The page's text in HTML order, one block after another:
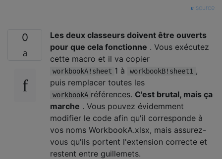
source
0
Les deux classeurs doivent être ouverts
pour que cela fonctionne . Vous exécutez
cette macro et il va copier
workbookA!sheet 1 à workbookB!sheet1 ,
puis remplacer toutes les
workbookA références. C'est brutal, mais ça
marche . Vous pouvez évidemment
modifier le code afin qu'il corresponde à
vos noms WorkbookA.xlsx, mais assurez-
vous qu'ils portent l'extension correcte et
restent entre guillemets.